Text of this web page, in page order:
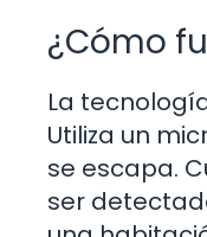
¿Cómo
La
Utiliza un
se escapa.
ser